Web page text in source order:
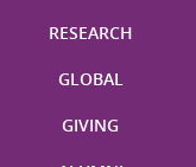
RESEARCH
GLOBAL
GIVING